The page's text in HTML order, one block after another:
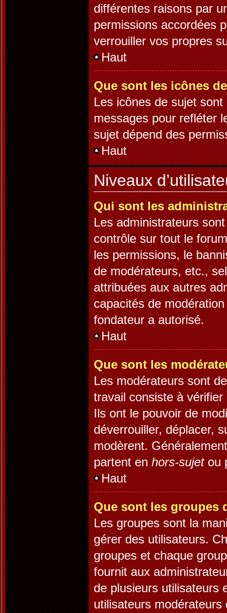
différentes raisons par
permissions accordées
verrouiller vos propres
Haut
Que sont les icônes
Les icônes de sujet
messages pour refléter
sujet dépend des
Haut
Niveaux
Qui sont les
Les administrateurs
contrôle sur tout le
les permissions, le
de modérateurs, etc.,
attribuées aux autres
capacités de
fondateur a autorisé.
Haut
Que sont les
Les modérateurs sont
travail consiste à
Ils ont le pouvoir de
déverrouiller, déplacer,
modèrent.
partent en hors-sujetou
Haut
Que sont les groupes
Les groupes sont la
gérer des utilisateurs.
groupes et chaque
fournit aux
de plusieurs utilisateurs
utilisateurs modérateurs